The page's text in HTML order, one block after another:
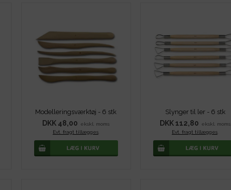
Modelleringsværktøj - 6 stk
DKK 48,00
ekskl. moms
Evt. fragt tillægges.
Slynger til ler - 6 stk
DKK 112,80
ekskl. moms
Evt. fragt tillægges